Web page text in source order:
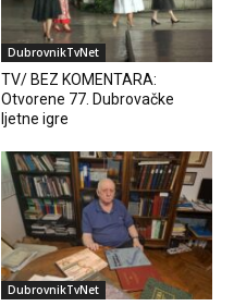
DubrovnikTvNet
TV/ BEZ KOMENTARA:
Otvorene 77. Dubrovačke
ljetne igre
DubrovnikTvNet